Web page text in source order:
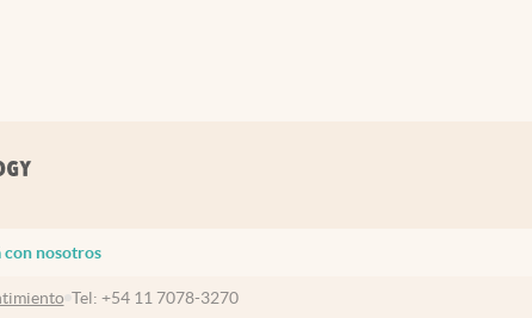
con nosotros
Tel: +54 11 7078-3270